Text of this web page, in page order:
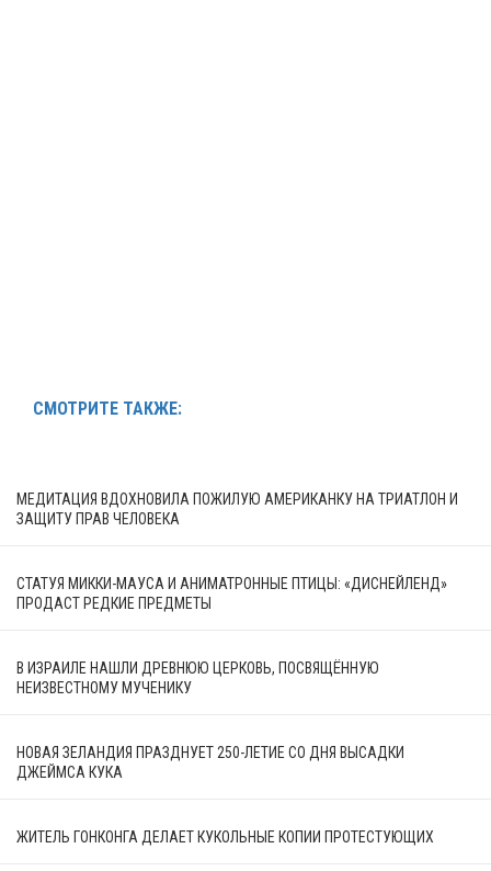
СМОТРИТЕ ТАКЖЕ:
МЕДИТАЦИЯ ВДОХНОВИЛА ПОЖИЛУЮ АМЕРИКАНКУ НА ТРИАТЛОН И
ЗАЩИТУ ПРАВ ЧЕЛОВЕКА
СТАТУЯ МИККИ-МАУСА И АНИМАТРОННЫЕ ПТИЦЫ: «ДИСНЕЙЛЕНД»
ПРОДАСТ РЕДКИЕ ПРЕДМЕТЫ
В ИЗРАИЛЕ НАШЛИ ДРЕВНЮЮ ЦЕРКОВЬ, ПОСВЯЩЁННУЮ
НЕИЗВЕСТНОМУ МУЧЕНИКУ
НОВАЯ ЗЕЛАНДИЯ ПРАЗДНУЕТ 250-ЛЕТИЕ СО ДНЯ ВЫСАДКИ
ДЖЕЙМСА КУКА
ЖИТЕЛЬ ГОНКОНГА ДЕЛАЕТ КУКОЛЬНЫЕ КОПИИ ПРОТЕСТУЮЩИХ